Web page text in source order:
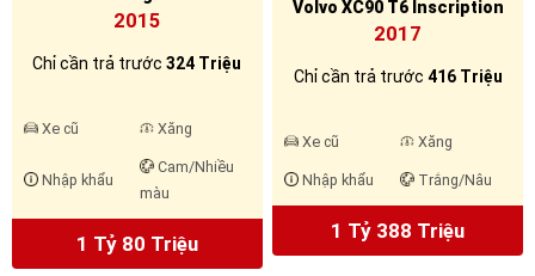
2015
Chỉ cần trả trước324 Triệu
Xe cũ Xăng
Nhập khẩu
Cam/Nhiều
màu
1 Tỷ 80 Triệu
Volvo XC90 T6 Inscription
2017
Chỉ cần trả trước 416 Triệu
Xe cũ Xăng
Nhập khẩu Trắng/Nâu
1 Tỷ 388 Triệu